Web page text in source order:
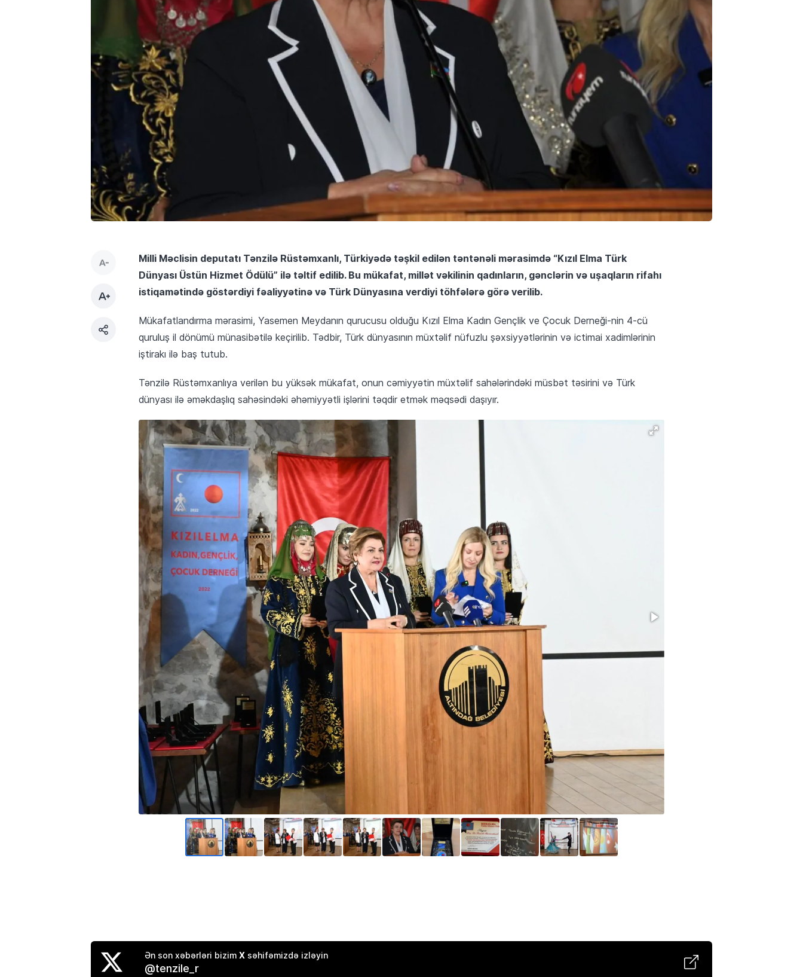
Milli Məclisin deputatı Tənzilə Rüstəmxanlı, Türkiyədə təşkil edilən təntənəli mərasimdə “Kızıl Elma Türk
Dünyası Üstün Hizmet Ödülü” ilə təltif edilib. Bu mükafat, millət vəkilinin qadınların, gənclərin və uşaqların rifahı
istiqamətində göstərdiyi fəaliyyətinə və Türk Dünyasına verdiyi töhfələrə görə verilib.
Mükafatlandırma mərasimi, Yasemen Meydanın qurucusu olduğu Kızıl Elma Kadın Gençlik ve Çocuk Derneği-nin 4-cü
quruluş il dönümü münasibətilə keçirilib. Tədbir, Türk dünyasının müxtəlif nüfuzlu şəxsiyyətlərinin və ictimai xadimlərinin
iştirakı ilə baş tutub.
Tənzilə Rüstəmxanlıya verilən bu yüksək mükafat, onun cəmiyyətin müxtəlif sahələrindəki müsbət təsirini və Türk
dünyası ilə əməkdaşlıq sahəsindəki əhəmiyyətli işlərini təqdir etmək məqsədi daşıyır.
Ən son xəbərləri bizim X səhifəmizdə izləyin
@tenzile_r